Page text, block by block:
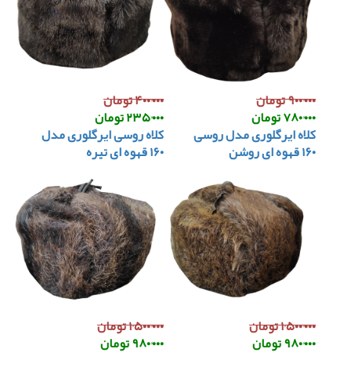
۹۰۰٬۰۰۰ تومان
۷۸۰٬۰۰۰ تومان
۴۰۰٬۰۰۰ تومان
۲۳۵٬۰۰۰ تومان
کلاه ایرگلوری مدل روسی
۱۶۰ قهوه ای روشن
۱٬۵۰۰٬۰۰۰ تومان
۹۸۰٬۰۰۰ تومان
کلاه روسی ایرگلوری مدل
۱۶۰ قهوه ای تیره
۱٬۵۰۰٬۰۰۰ تومان
۹۸۰٬۰۰۰ تومان